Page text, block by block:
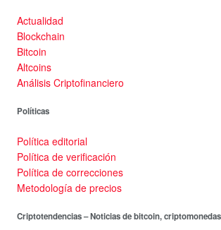
Actualidad
Blockchain
Bitcoin
Altcoins
Análisis Criptofinanciero
Políticas
Política editorial
Política de verificación
Política de correcciones
Metodología de precios
Criptotendencias – Noticias de bitcoin,